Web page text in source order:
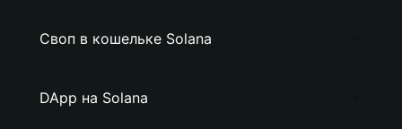
Своп в кошельке Solana
DApp на Solana